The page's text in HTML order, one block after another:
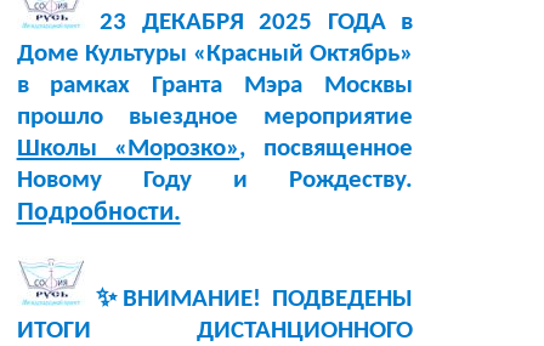
23 ДЕКАБРЯ 2025 ГОДА в
Доме Культуры «Красный Октябрь»
в рамках Гранта Мэра Москвы
прошло выездное мероприятие
Школы «Морозко», посвященное
Новому Году и Рождеству.
Подробности.
✨ВНИМАНИЕ! ПОДВЕДЕНЫ
ИТОГИ ДИСТАНЦИОННОГО